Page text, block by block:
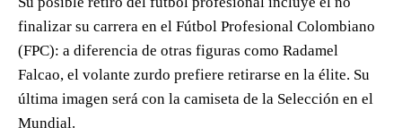
finalizar su carrera en el Fútbol Profesional Colombiano
(FPC): a diferencia de otras figuras como Radamel
Falcao, el volante zurdo prefiere retirarse en la élite. Su
última imagen será con la camiseta de la Selección en el
Mundial.